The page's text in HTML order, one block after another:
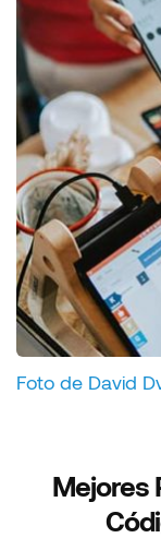
Foto de David
Mejores